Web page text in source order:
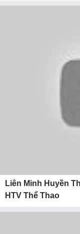
Liên Minh Huyền
HTV Thể Thao